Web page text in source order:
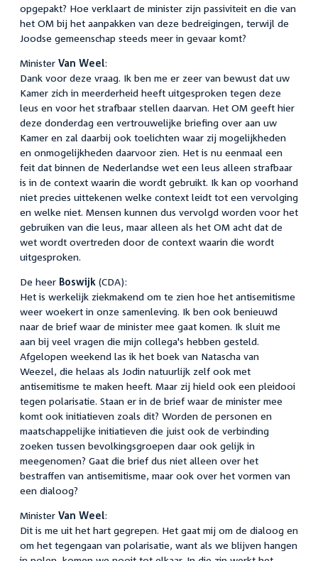
opgepakt? Hoe verklaart de minister zijn passiviteit en die van
het OM bij het aanpakken van deze bedreigingen, terwijl de
Joodse gemeenschap steeds meer in gevaar komt?
Minister Van Weel:
Dank voor deze vraag. Ik ben me er zeer van bewust dat uw
Kamer zich in meerderheid heeft uitgesproken tegen deze
leus en voor het strafbaar stellen daarvan. Het OM geeft hier
deze donderdag een vertrouwelijke briefing over aan uw
Kamer en zal daarbij ook toelichten waar zij mogelijkheden
en onmogelijkheden daarvoor zien. Het is nu eenmaal een
feit dat binnen de Nederlandse wet een leus alleen strafbaar
is in de context waarin die wordt gebruikt. Ik kan op voorhand
niet precies uittekenen welke context leidt tot een vervolging
en welke niet. Mensen kunnen dus vervolgd worden voor het
gebruiken van die leus, maar alleen als het OM acht dat de
wet wordt overtreden door de context waarin die wordt
uitgesproken.
De heer Boswijk (CDA):
Het is werkelijk ziekmakend om te zien hoe het antisemitisme
weer woekert in onze samenleving. Ik ben ook benieuwd
naar de brief waar de minister mee gaat komen. Ik sluit me
aan bij veel vragen die mijn collega's hebben gesteld.
Afgelopen weekend las ik het boek van Natascha van
Weezel, die helaas als Jodin natuurlijk zelf ook met
antisemitisme te maken heeft. Maar zij hield ook een pleidooi
tegen polarisatie. Staan er in de brief waar de minister mee
komt ook initiatieven zoals dit? Worden de personen en
maatschappelijke initiatieven die juist ook de verbinding
zoeken tussen bevolkingsgroepen daar ook gelijk in
meegenomen? Gaat die brief dus niet alleen over het
bestraffen van antisemitisme, maar ook over het vormen van
een dialoog?
Minister Van Weel:
Dit is me uit het hart gegrepen. Het gaat mij om de dialoog en
om het tegengaan van polarisatie, want als we blijven hangen